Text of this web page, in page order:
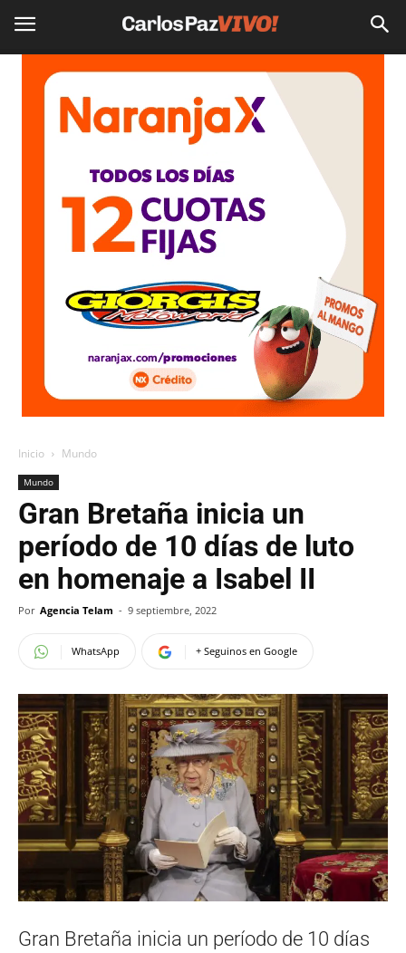
Inicio Mundo
Mundo
Gran Bretaña inicia un
período de 10 días de luto
en homenaje a Isabel II
Por Agencia Telam - 9 septiembre, 2022
WhatsApp + Seguinos en Google
Gran Bretaña inicia un período de 10 días